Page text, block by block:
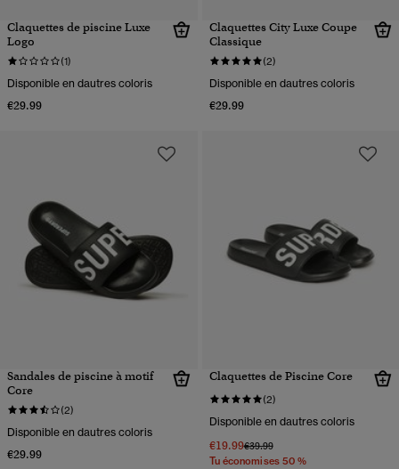
Claquettes de piscine Luxe
Logo
(1)
Disponible en dautres coloris
€29.99
Claquettes City Luxe Coupe
Classique
(2)
Disponible en dautres coloris
€29.99
Sandales de piscine à motif
Core
(2)
Disponible en dautres coloris
€29.99
Claquettes de Piscine Core
(2)
Disponible en dautres coloris
€19.99Prix réduit de
€39.99à
Tu économises 50 %